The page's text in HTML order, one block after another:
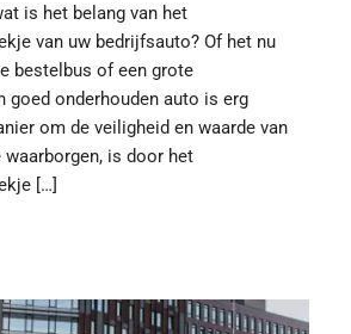
is het belang van het
van uw bedrijfsauto? Of het nu
bestelbus of een grote
goed onderhouden auto is erg
om de veiligheid en waarde van
is door het
[…]